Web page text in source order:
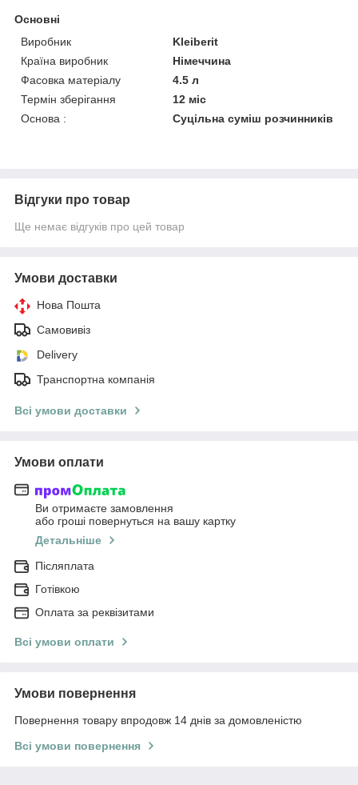
Основні
Виробник
Kleiberit
Країна виробник
Німеччина
Фасовка матеріалу
4.5 л
Термін зберігання
12 міс
Основа :
Суцільна суміш розчинників
Відгуки про товар
Ще немає відгуків про цей товар
Умови доставки
Нова Пошта
Самовивіз
Delivery
Транспортна компанія
Всі умови доставки
Умови оплати
Ви отримаєте замовлення
або гроші повернуться на вашу картку
Детальніше
Післяплата
Готівкою
Оплата за реквізитами
Всі умови оплати
Умови повернення
Повернення товару впродовж 14 днів за домовленістю
Всі умови повернення